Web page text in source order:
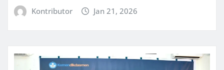
Kontributor Jan 21, 2026